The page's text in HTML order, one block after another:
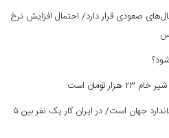
صعودی قرار دارد/ احتمال افزایش نرخ
تومان است
تعداد کارمندان در ایران ۳ برابر استاندارد جهان است/ در ایران کار یک نفر بین ۵